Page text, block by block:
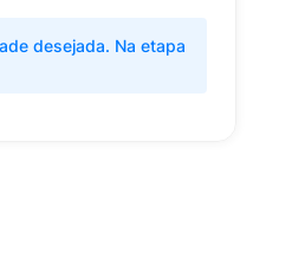
desejada. Na etapa